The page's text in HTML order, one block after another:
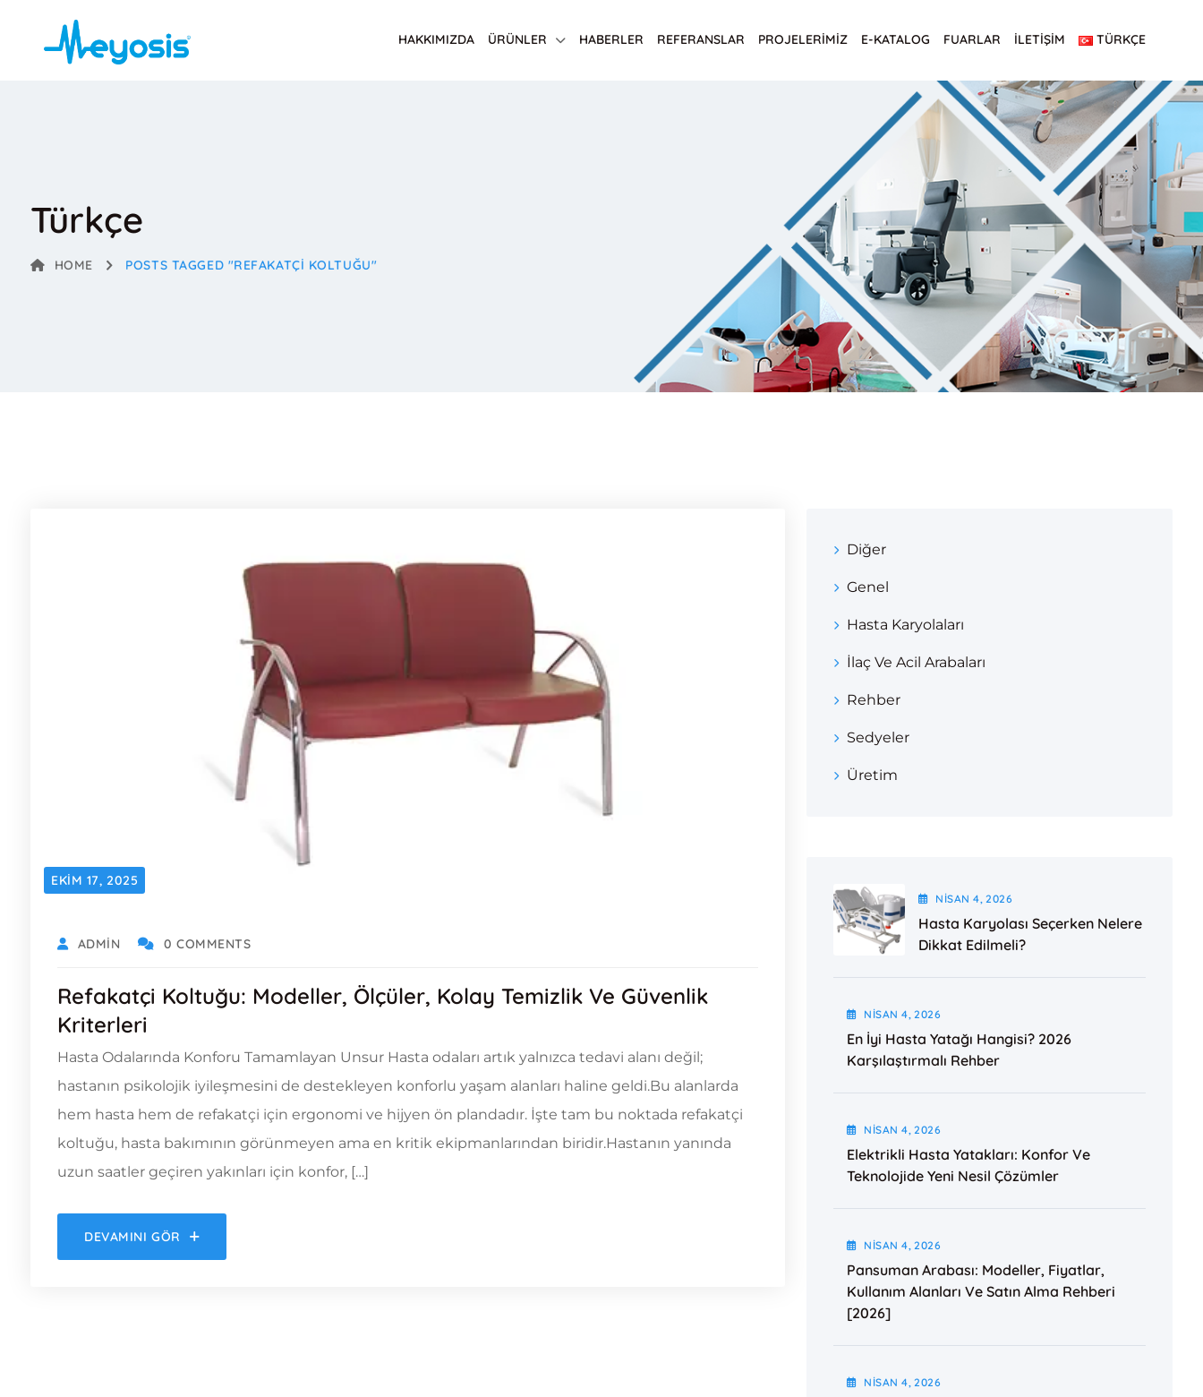
HAKKIMIZDA ÜRÜNLER HABERLER REFERANSLAR PROJELERİMİZ E-KATALOG FUARLAR İLETİŞİM TÜRKÇE
Türkçe
HOME POSTS TAGGED "REFAKATÇI KOLTUĞU"
EKIM 17, 2025
ADMIN 0 COMMENTS
Refakatçi Koltuğu: Modeller, Ölçüler, Kolay Temizlik Ve Güvenlik
Kriterleri
Hasta Odalarında Konforu Tamamlayan Unsur Hasta odaları artık yalnızca tedavi alanı değil;
hastanın psikolojik iyileşmesini de destekleyen konforlu yaşam alanları haline geldi.Bu alanlarda
hem hasta hem de refakatçi için ergonomi ve hijyen ön plandadır. İşte tam bu noktada refakatçi
koltuğu, hasta bakımının görünmeyen ama en kritik ekipmanlarından biridir.Hastanın yanında
uzun saatler geçiren yakınları için konfor, […]
DEVAMINI GÖR
Diğer
Genel
Hasta Karyolaları
İlaç Ve Acil Arabaları
Rehber
Sedyeler
Üretim
NISAN4, 2026
Hasta Karyolası Seçerken Nelere
Dikkat Edilmeli?
NISAN4, 2026
En İyi Hasta Yatağı Hangisi? 2026
Karşılaştırmalı Rehber
NISAN4, 2026
Elektrikli Hasta Yatakları: Konfor Ve
Teknolojide Yeni Nesil Çözümler
NISAN4, 2026
Pansuman Arabası: Modeller, Fiyatlar,
Kullanım Alanları Ve Satın Alma Rehberi
[2026]
NISAN4, 2026